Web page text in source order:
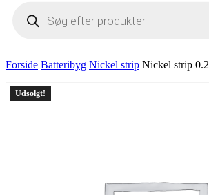
search
Forside Batteribyg Nickel strip Nickel strip
Udsolgt!